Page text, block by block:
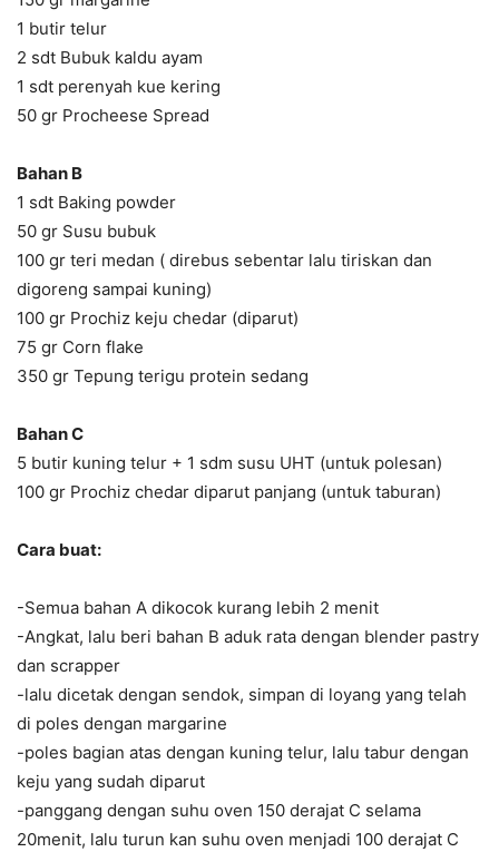
1 butir telur
2 sdt Bubuk kaldu ayam
1 sdt perenyah kue kering
50 gr Procheese Spread
Bahan B
1 sdt Baking powder
50 gr Susu bubuk
100 gr teri medan ( direbus sebentar lalu tiriskan dan
digoreng sampai kuning)
100 gr Prochiz keju chedar (diparut)
75 gr Corn flake
350 gr Tepung terigu protein sedang
Bahan C
5 butir kuning telur + 1 sdm susu UHT (untuk polesan)
100 gr Prochiz chedar diparut panjang (untuk taburan)
Cara buat:
-Semua bahan A dikocok kurang lebih 2 menit
-Angkat, lalu beri bahan B aduk rata dengan blender pastry
dan scrapper
-lalu dicetak dengan sendok, simpan di loyang yang telah
di poles dengan margarine
-poles bagian atas dengan kuning telur, lalu tabur dengan
keju yang sudah diparut
-panggang dengan suhu oven 150 derajat C selama
20menit, lalu turun kan suhu oven menjadi 100 derajat C